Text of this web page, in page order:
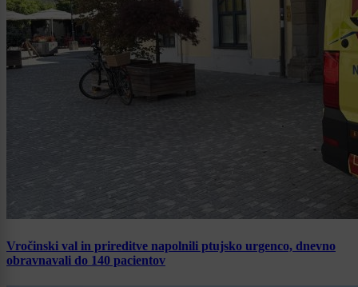
Vročinski val in prireditve napolnili ptujsko urgenco, dnevno
obravnavali do 140 pacientov